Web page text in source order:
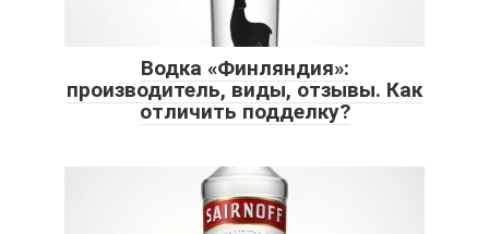
Водка «Финляндия»:
производитель, виды, отзывы. Как
отличить подделку?